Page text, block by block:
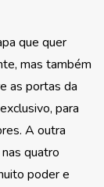
que quer
mas também
as portas da
para
A outra
quatro
poder e